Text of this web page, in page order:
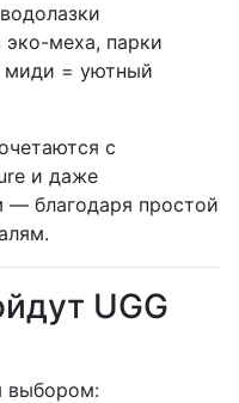
меха, парки
миди = уютный
с
и даже
благодаря простой
UGG
выбором: